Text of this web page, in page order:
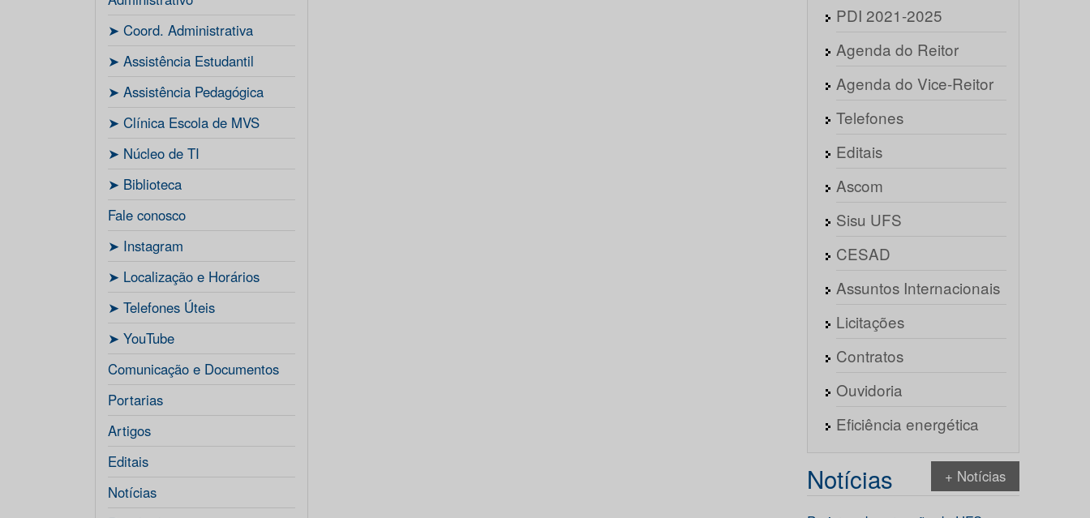
ㅤ➤ Coord. Administrativa
ㅤ➤ Assistência Estudantil
ㅤ➤ Assistência Pedagógica
ㅤ➤ Clínica Escola de MVS
ㅤ➤ Núcleo de TI
ㅤ➤ Biblioteca
Fale conosco
ㅤ➤ Instagram
ㅤ➤ Localização e Horários
ㅤ➤ Telefones Úteis
ㅤ➤ YouTube
Comunicação e Documentos
Portarias
Artigos
Editais
Notícias
PDI 2021-2025
Agenda do Reitor
Agenda do Vice-Reitor
Telefones
Editais
Ascom
Sisu UFS
CESAD
Assuntos Internacionais
Licitações
Contratos
Ouvidoria
Eficiência energética
Notícias + Notícias